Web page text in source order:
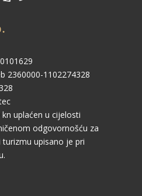
2360000-1102274328
uplaćen u cijelosti
odgovornošću za
upisano je pri